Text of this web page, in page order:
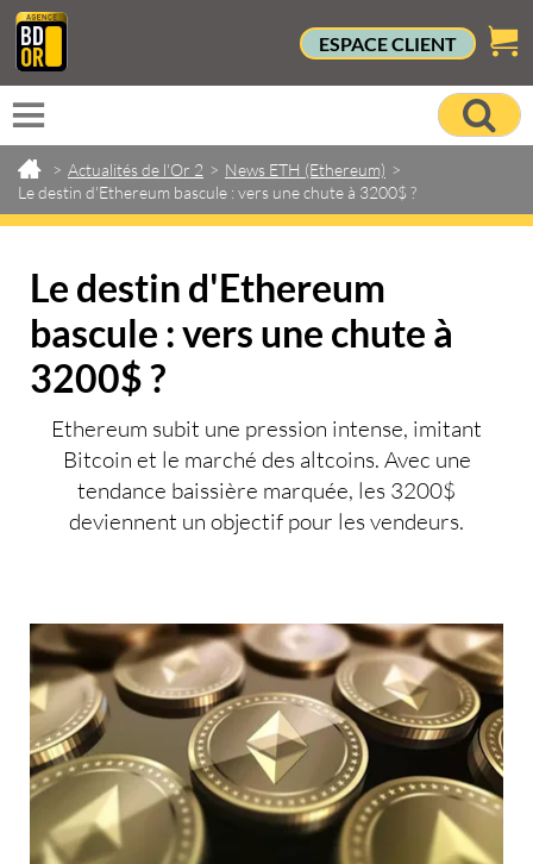
ESPACE CLIENT
> Actualités de l'Or 2 > News ETH (Ethereum) >
Le destin d'Ethereum bascule : vers une chute à 3200$ ?
Le destin d'Ethereum
bascule : vers une chute à
3200$ ?
Ethereum subit une pression intense, imitant
Bitcoin et le marché des altcoins. Avec une
tendance baissière marquée, les 3200$
deviennent un objectif pour les vendeurs.